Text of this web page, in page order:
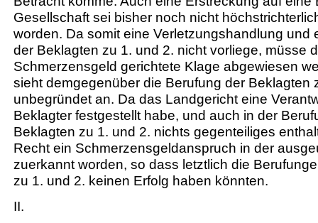
Gesellschaft sei bisher noch nicht
worden. Da somit eine Verletzungshandlung und
der Beklagten zu 1. und 2. nicht vorliege, müsse
Schmerzensgeld gerichtete Klage abgewiesen
sieht demgegenüber die Berufung der Beklagten
unbegründet an. Da das Landgericht eine
Beklagter festgestellt habe, und auch in der
Beklagten zu 1. und 2. nichts gegenteiliges
Recht ein Schmerzensgeldanspruch in der
zuerkannt worden, so dass letztlich die
zu 1. und 2. keinen Erfolg haben könnten.
II.